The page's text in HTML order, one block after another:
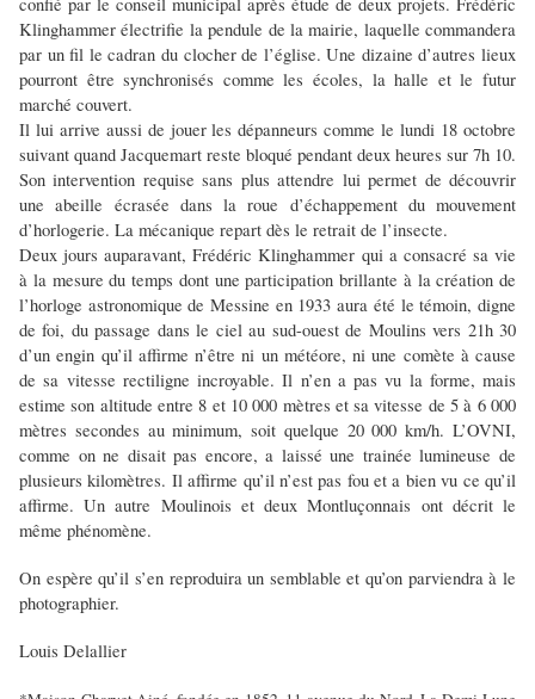
Klinghammer électrifie la pendule de la mairie, laquelle commandera
par un fil le cadran du clocher de l’église. Une dizaine d’autres lieux
pourront être synchronisés comme les écoles, la halle et le futur
marché couvert.
Il lui arrive aussi de jouer les dépanneurs comme le lundi 18 octobre
suivant quand Jacquemart reste bloqué pendant deux heures sur 7h 10.
Son intervention requise sans plus attendre lui permet de découvrir
une abeille écrasée dans la roue d’échappement du mouvement
d’horlogerie. La mécanique repart dès le retrait de l’insecte.
Deux jours auparavant, Frédéric Klinghammer qui a consacré sa vie
à la mesure du temps dont une participation brillante à la création de
l’horloge astronomique de Messine en 1933 aura été le témoin, digne
de foi, du passage dans le ciel au sud-ouest de Moulins vers 21h 30
d’un engin qu’il affirme n’être ni un météore, ni une comète à cause
de sa vitesse rectiligne incroyable. Il n’en a pas vu la forme, mais
estime son altitude entre 8 et 10 000 mètres et sa vitesse de 5 à 6 000
mètres secondes au minimum, soit quelque 20 000 km/h. L’OVNI,
comme on ne disait pas encore, a laissé une trainée lumineuse de
plusieurs kilomètres. Il affirme qu’il n’est pas fou et a bien vu ce qu’il
affirme. Un autre Moulinois et deux Montluçonnais ont décrit le
même phénomène.
On espère qu’il s’en reproduira un semblable et qu’on parviendra à le
photographier.
Louis Delallier